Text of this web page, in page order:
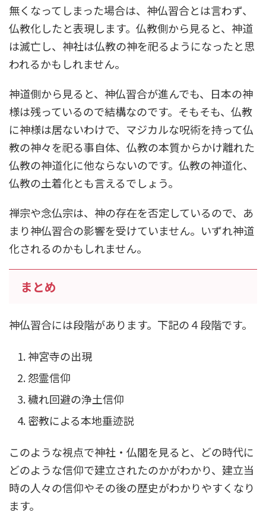
無くなってしまった場合は、神仏習合とは言わず、
仏教化したと表現します。仏教側から見ると、神道
は滅亡し、神社は仏教の神を祀るようになったと思
われるかもしれません。
神道側から見ると、神仏習合が進んでも、日本の神
様は残っているので結構なのです。そもそも、仏教
に神様は居ないわけで、マジカルな呪術を持って仏
教の神々を祀る事自体、仏教の本質からかけ離れた
仏教の神道化に他ならないのです。仏教の神道化、
仏教の土着化とも言えるでしょう。
禅宗や念仏宗は、神の存在を否定しているので、あ
まり神仏習合の影響を受けていません。いずれ神道
化されるのかもしれません。
まとめ
神仏習合には段階があります。下記の４段階です。
神宮寺の出現
怨霊信仰
穢れ回避の浄土信仰
密教による本地垂迹説
このような視点で神社・仏閣を見ると、どの時代に
どのような信仰で建立されたのかがわかり、建立当
時の人々の信仰やその後の歴史がわかりやすくなり
ます。